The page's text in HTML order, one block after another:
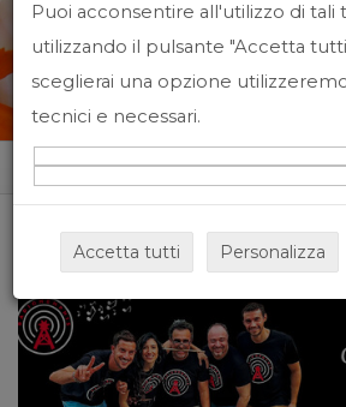
News&Events
Home News&events
Puoi acconsentire all'utilizzo di tali
utilizzando il pulsante "Accetta
sceglierai una opzione
tecnici e necessari.
Accetta tutti Personalizza